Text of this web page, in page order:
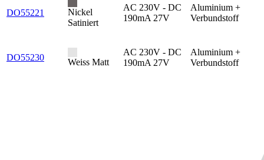
DO55221
Nickel
Satiniert
AC 230V - DC
190mA 27V
Aluminium +
Verbundstoff
DO55230 Weiss Matt
AC 230V - DC
190mA 27V
Aluminium +
Verbundstoff